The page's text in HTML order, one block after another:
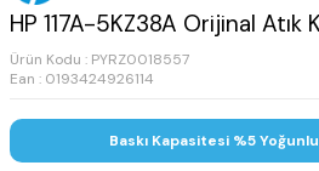
HP 117A-5KZ38A Orijinal Atık
Ürün Kodu : PYRZ0018557
Ean : 0193424926114
Baskı Kapasitesi %5